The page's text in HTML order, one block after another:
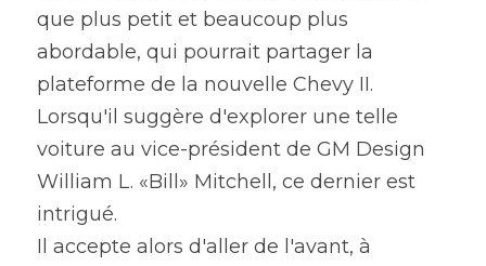
que plus petit et beaucoup plus
abordable, qui pourrait partager la
plateforme de la nouvelle Chevy II.
Lorsqu'il suggère d'explorer une telle
voiture au vice-président de GM Design
William L. «Bill» Mitchell, ce dernier est
intrigué.
Il accepte alors d'aller de l'avant, à